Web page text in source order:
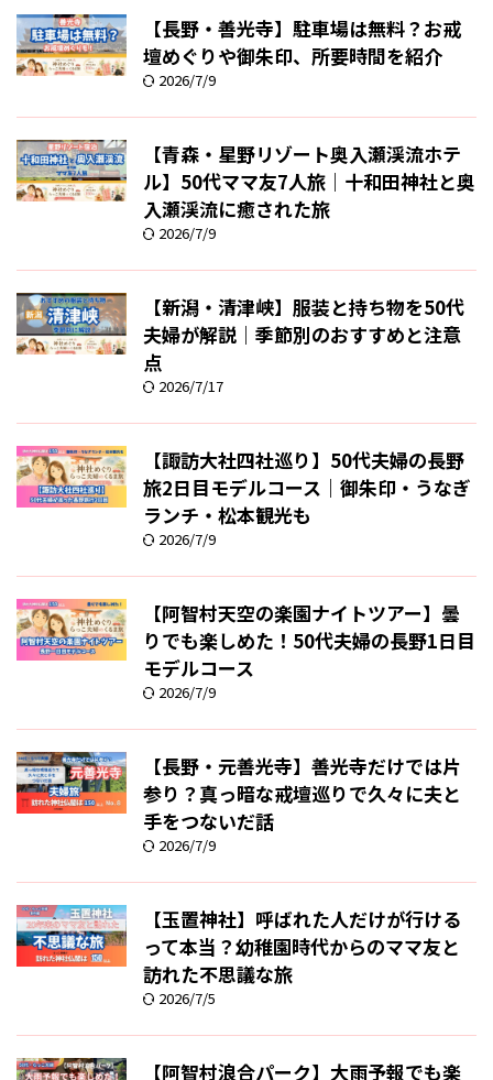
【長野・善光寺】駐車場は無料？お戒
壇めぐりや御朱印、所要時間を紹介
2026/7/9
【青森・星野リゾート奥入瀬渓流ホテ
ル】50代ママ友7人旅｜十和田神社と奥
入瀬渓流に癒された旅
2026/7/9
【新潟・清津峡】服装と持ち物を50代
夫婦が解説｜季節別のおすすめと注意
点
2026/7/17
【諏訪大社四社巡り】50代夫婦の長野
旅2日目モデルコース｜御朱印・うなぎ
ランチ・松本観光も
2026/7/9
【阿智村天空の楽園ナイトツアー】曇
りでも楽しめた！50代夫婦の長野1日目
モデルコース
2026/7/9
【長野・元善光寺】善光寺だけでは片
参り？真っ暗な戒壇巡りで久々に夫と
手をつないだ話
2026/7/9
【玉置神社】呼ばれた人だけが行ける
って本当？幼稚園時代からのママ友と
訪れた不思議な旅
2026/7/5
【阿智村浪合パーク】大雨予報でも楽